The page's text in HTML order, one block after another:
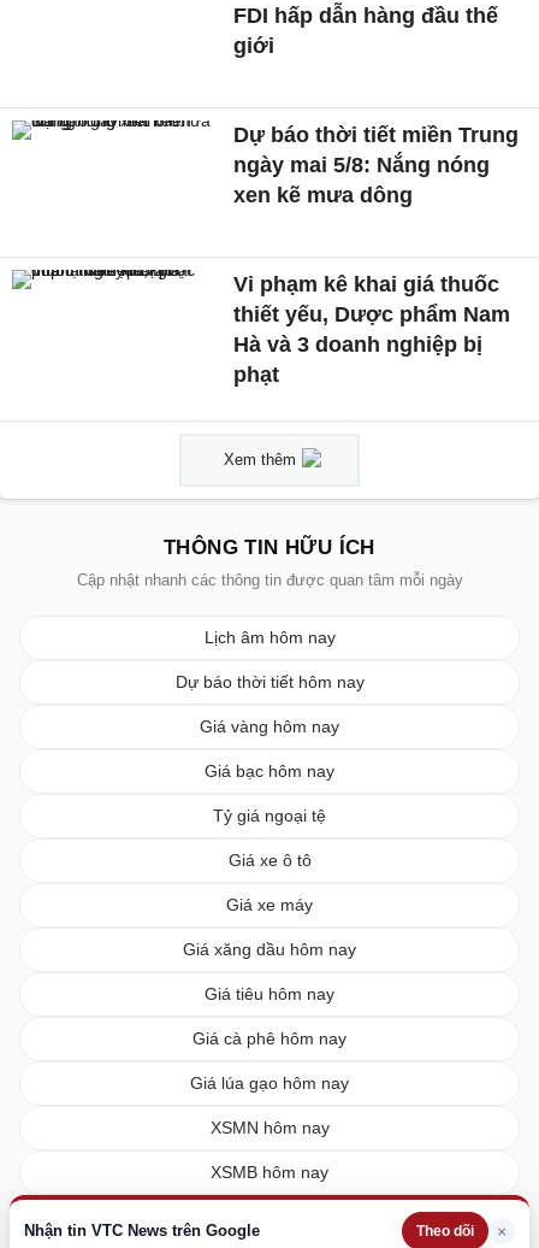
Nhận tin VTC News trên Google Theo dõi ×
FDI hấp dẫn hàng đầu thế
giới
Dự báo thời tiết miền Trung
ngày mai 5/8: Nắng nóng
xen kẽ mưa dông
Vi phạm kê khai giá thuốc
thiết yếu, Dược phẩm Nam
Hà và 3 doanh nghiệp bị
phạt
Xem thêm
THÔNG TIN HỮU ÍCH
Cập nhật nhanh các thông tin được quan tâm mỗi ngày
Lịch âm hôm nay
Dự báo thời tiết hôm nay
Giá vàng hôm nay
Giá bạc hôm nay
Tỷ giá ngoại tệ
Giá xe ô tô
Giá xe máy
Giá xăng dầu hôm nay
Giá tiêu hôm nay
Giá cà phê hôm nay
Giá lúa gạo hôm nay
XSMN hôm nay
XSMB hôm nay